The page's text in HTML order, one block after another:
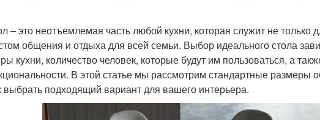
– это неотъемлемая часть любой кухни, которая служит не только
общения и отдыха для всей семьи. Выбор идеального стола
кухни, количество человек, которые будут им пользоваться, а
В этой статье мы рассмотрим стандартные размеры
выбрать подходящий вариант для вашего интерьера.